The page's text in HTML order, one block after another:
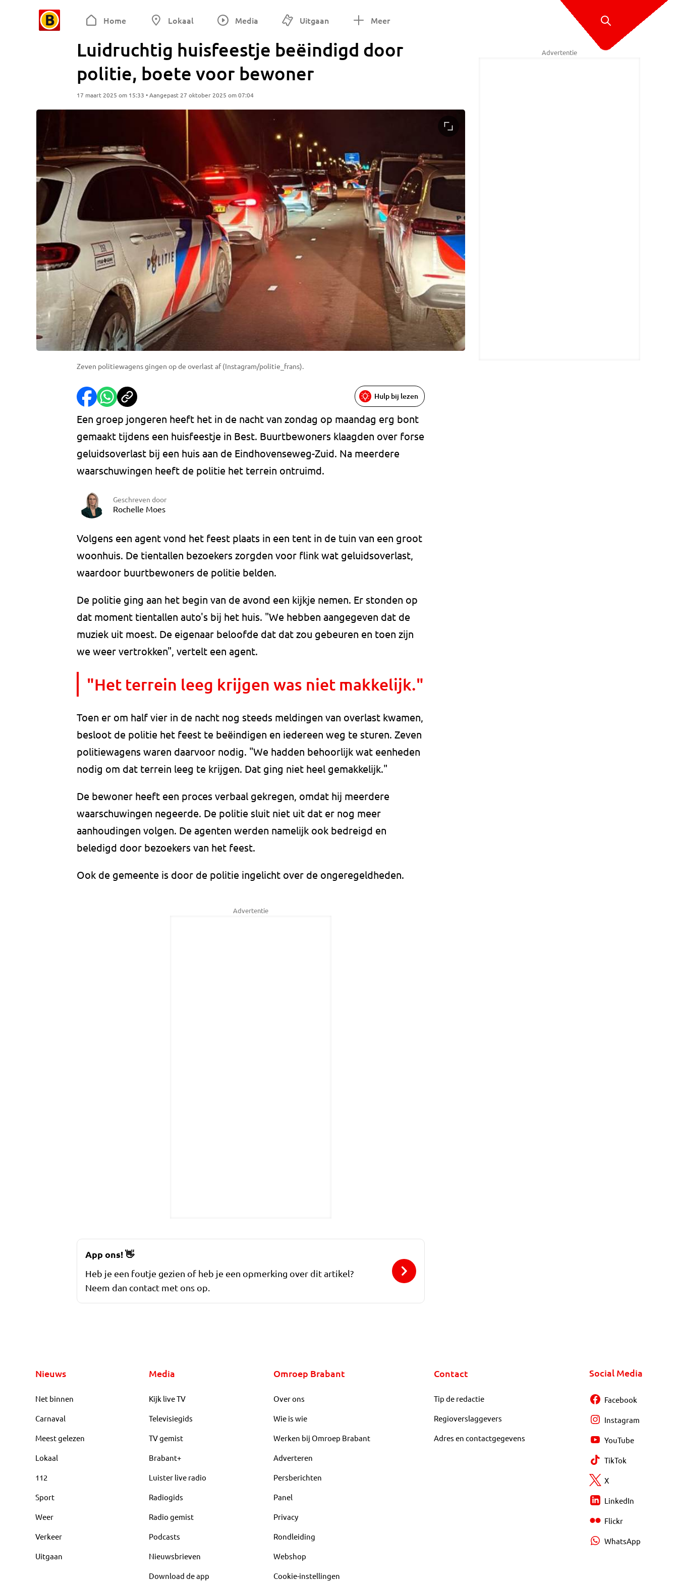
Home Lokaal Media Uitgaan Meer
Luidruchtig huisfeestje beëindigd door
politie, boete voor bewoner
17 maart 2025 om 15:33 • Aangepast 27 oktober 2025 om 07:04
Zeven politiewagens gingen op de overlast af (Instagram/politie_frans).
Hulp bij lezen
Een groep jongeren heeft het in de nacht van zondag op maandag erg bont
gemaakt tijdens een huisfeestje in Best. Buurtbewoners klaagden over forse
geluidsoverlast bij een huis aan de Eindhovenseweg-Zuid. Na meerdere
waarschuwingen heeft de politie het terrein ontruimd.
Geschreven door
Rochelle Moes
Volgens een agent vond het feest plaats in een tent in de tuin van een groot
woonhuis. De tientallen bezoekers zorgden voor flink wat geluidsoverlast,
waardoor buurtbewoners de politie belden.
De politie ging aan het begin van de avond een kijkje nemen. Er stonden op
dat moment tientallen auto's bij het huis. "We hebben aangegeven dat de
muziek uit moest. De eigenaar beloofde dat dat zou gebeuren en toen zijn
we weer vertrokken", vertelt een agent.
"Het terrein leeg krijgen was niet makkelijk."
Toen er om half vier in de nacht nog steeds meldingen van overlast kwamen,
besloot de politie het feest te beëindigen en iedereen weg te sturen. Zeven
politiewagens waren daarvoor nodig. "We hadden behoorlijk wat eenheden
nodig om dat terrein leeg te krijgen. Dat ging niet heel gemakkelijk."
De bewoner heeft een proces verbaal gekregen, omdat hij meerdere
waarschuwingen negeerde. De politie sluit niet uit dat er nog meer
aanhoudingen volgen. De agenten werden namelijk ook bedreigd en
beledigd door bezoekers van het feest.
Ook de gemeente is door de politie ingelicht over de ongeregeldheden.
Advertentie
Advertentie
App ons!👋
Heb je een foutje gezien of heb je een opmerking over dit artikel?
Neem dan contact met ons op.
Nieuws
Net binnen
Carnaval
Meest gelezen
Lokaal
112
Sport
Weer
Verkeer
Uitgaan
Media
Kijk live TV
Televisiegids
TV gemist
Brabant+
Luister live radio
Radiogids
Radio gemist
Podcasts
Nieuwsbrieven
Download de app
Omroep Brabant
Over ons
Wie is wie
Werken bij Omroep Brabant
Adverteren
Persberichten
Panel
Privacy
Rondleiding
Webshop
Cookie-instellingen
Contact
Tip de redactie
Regioverslaggevers
Adres en contactgegevens
Social Media
Facebook
Instagram
YouTube
TikTok
X
LinkedIn
Flickr
WhatsApp